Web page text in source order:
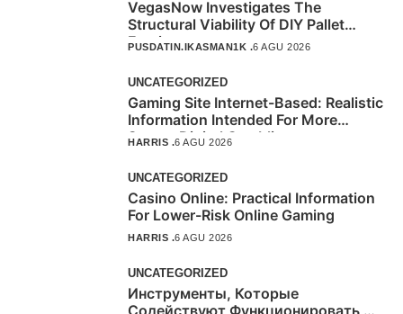
VegasNow Investigates The
Structural Viability Of DIY Pallet
Furniture
PUSDATIN.IKASMAN1K .6 AGU 2026
UNCATEGORIZED
Gaming Site Internet-Based: Realistic
Information Intended For More
Secure Digital Gambling
HARRIS .6 AGU 2026
UNCATEGORIZED
Casino Online: Practical Information
For Lower-Risk Online Gaming
HARRIS .6 AGU 2026
UNCATEGORIZED
Инструменты, Которые
Содействуют Функционировать Из